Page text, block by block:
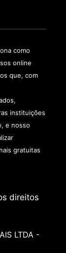
como
online
que, com
instituições
e nosso
gratuitas
direitos
LTDA -